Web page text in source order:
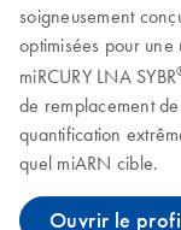
soigneusement
optimisées pour une
miRCURY LNA SYBR
de remplacement
quantification
quel miARN cible.
Ouvrir le